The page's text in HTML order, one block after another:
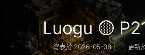
Luogu 🟡
發表於 2026-05-08 | 更新